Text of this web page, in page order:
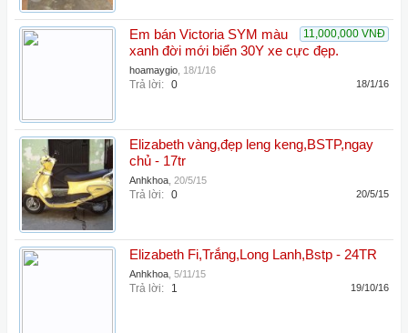
11,000,000 VNĐ
Em bán Victoria SYM màu
xanh đời mới biển 30Y xe cực đẹp.
hoamaygio 18/1/16
Trả lời: 0 18/1/16
Elizabeth vàng,đẹp leng keng,BSTP,ngay
chủ - 17tr
Anhkhoa 20/5/15
Trả lời: 0 20/5/15
Elizabeth Fi,Trắng,Long Lanh,Bstp - 24TR
Anhkhoa 5/11/15
Trả lời: 1 19/10/16